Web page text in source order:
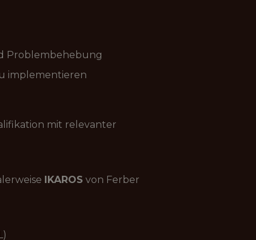
Problembehebung
implementieren
mit relevanter
IKAROS von Ferber